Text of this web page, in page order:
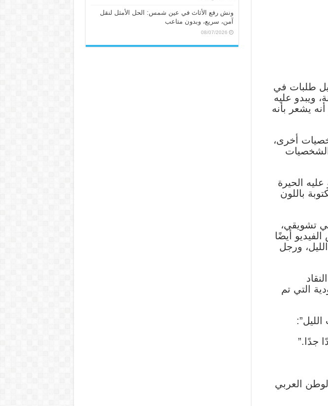
طلبات في
ويبدو عليه
يشعر بأنه
أخرى،
الحيرة
باللون
تشويقي،
أيضًا
ورجل
التي تم
جدًا.”
العربي
ونش رفع الأثاث في عين شمس: الحل الأمثل لنقل
آمن، سريع، وبدون متاعب
08/07/2026